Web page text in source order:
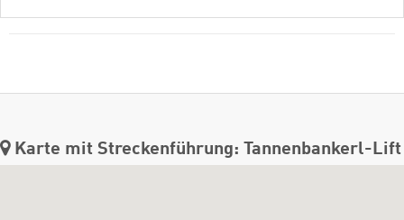
Karte mit Streckenführung: Tannenbankerl-Lift